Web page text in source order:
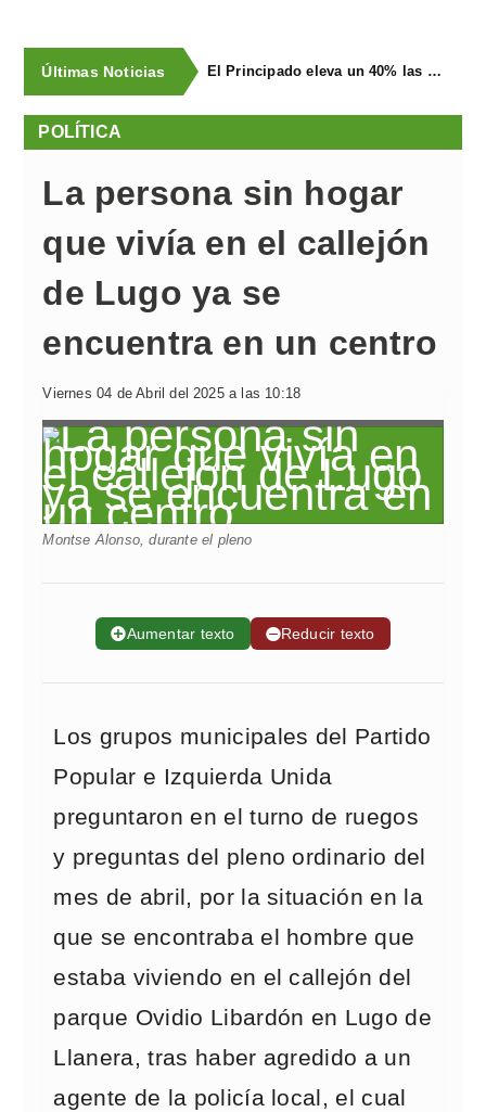
Últimas Noticias El Principado eleva un 40% las ayudas a la producción ecológica, que superan los cuatro millones de euros
POLÍTICA
La persona sin hogar
que vivía en el callejón
de Lugo ya se
encuentra en un centro
Viernes 04 de Abril del 2025 a las 10:18
Montse Alonso, durante el pleno
➕Aumentar texto ➖Reducir texto
Los grupos municipales del Partido
Popular e Izquierda Unida
preguntaron en el turno de ruegos
y preguntas del pleno ordinario del
mes de abril, por la situación en la
que se encontraba el hombre que
estaba viviendo en el callejón del
parque Ovidio Libardón en Lugo de
Llanera, tras haber agredido a un
agente de la policía local, el cual